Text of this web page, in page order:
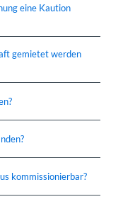
eine Kaution
gemietet werden
kommissionierbar?